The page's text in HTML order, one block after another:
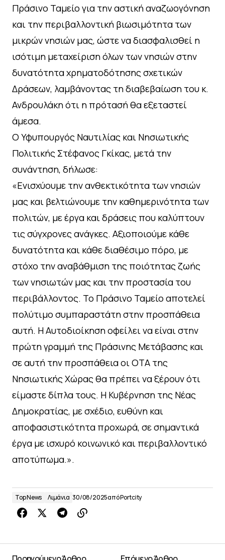
Πράσινο Ταμείο για την αστική αναζωογόνηση
και την περιβαλλοντική βιωσιμότητα των
μικρών νησιών μας, ώστε να διασφαλισθεί η
ισότιμη μεταχείριση όλων των νησιών στην
δυνατότητα χρηματοδότησης σχετικών
Δράσεων, λαμβάνοντας τη διαβεβαίωση του κ.
Ανδρουλάκη ότι η πρότασή θα εξεταστεί
άμεσα.
Ο Υφυπουργός Ναυτιλίας και Νησιωτικής
Πολιτικής Στέφανος Γκίκας, μετά την
συνάντηση, δήλωσε:
«Ενισχύουμε την ανθεκτικότητα των νησιών
μας και βελτιώνουμε την καθημερινότητα των
πολιτών, με έργα και δράσεις που καλύπτουν
τις σύγχρονες ανάγκες. Αξιοποιούμε κάθε
δυνατότητα και κάθε διαθέσιμο πόρο, με
στόχο την αναβάθμιση της ποιότητας ζωής
των νησιωτών μας και την προστασία του
περιβάλλοντος. Το Πράσινο Ταμείο αποτελεί
πολύτιμο συμπαραστάτη στην προσπάθεια
αυτή. Η Αυτοδιοίκηση οφείλει να είναι στην
πρώτη γραμμή της Πράσινης Μετάβασης και
σε αυτή την προσπάθεια οι ΟΤΑ της
Νησιωτικής Χώρας θα πρέπει να ξέρουν ότι
είμαστε δίπλα τους. Η Κυβέρνηση της Νέας
Δημοκρατίας, με σχέδιο, ευθύνη και
αποφασιστικότητα προχωρά, σε σημαντικά
έργα με ισχυρό κοινωνικό και περιβαλλοντικό
αποτύπωμα.».
Top News Λιμάνια 30/08/2025απόPortcity